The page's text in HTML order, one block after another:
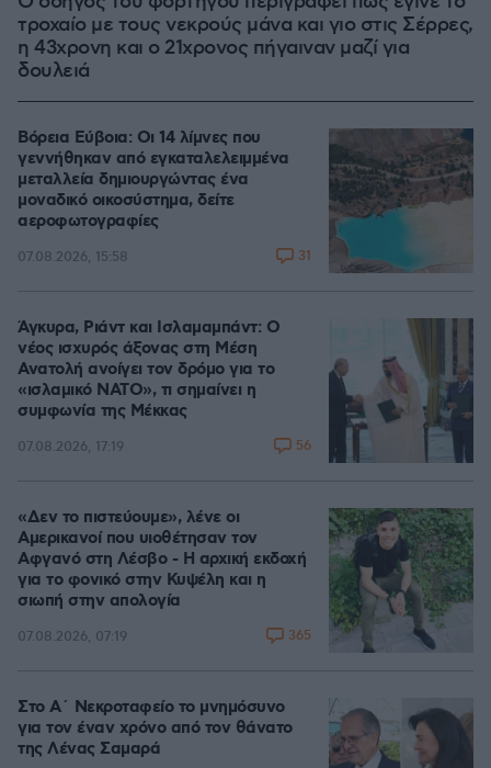
τροχαίο με τους νεκρούς μάνα και γιο στις Σέρρες,
η 43χρονη και ο 21χρονος πήγαιναν μαζί για
δουλειά
Βόρεια Εύβοια: Οι 14 λίμνες που
γεννήθηκαν από εγκαταλελειμμένα
μεταλλεία δημιουργώντας ένα
μοναδικό οικοσύστημα, δείτε
αεροφωτογραφίες
07.08.2026, 15:58 31
Άγκυρα, Ριάντ και Ισλαμαμπάντ: Ο
νέος ισχυρός άξονας στη Μέση
Ανατολή ανοίγει τον δρόμο για το
«ισλαμικό ΝΑΤΟ», τι σημαίνει η
συμφωνία της Μέκκας
07.08.2026, 17:19 56
«Δεν το πιστεύουμε», λένε οι
Αμερικανοί που υιοθέτησαν τον
Αφγανό στη Λέσβο - Η αρχική εκδοχή
για το φονικό στην Κυψέλη και η
σιωπή στην απολογία
07.08.2026, 07:19 365
Στο Α΄ Νεκροταφείο το μνημόσυνο
για τον έναν χρόνο από τον θάνατο
της Λένας Σαμαρά